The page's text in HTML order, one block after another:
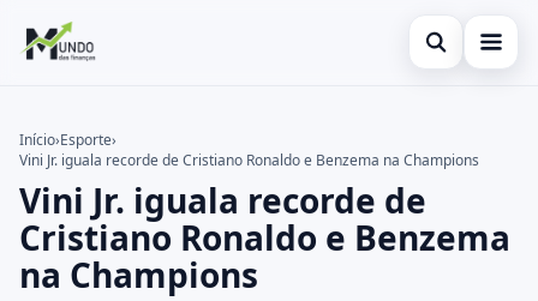
Abrir busca
Economia
Finanças
Buscar no site
Buscar por:
Pressione Enter para buscar ou ESC para fechar.
Início›Esporte›
Vini Jr. iguala recorde de Cristiano Ronaldo e Benzema na Champions
Vini Jr. iguala recorde de
Cristiano Ronaldo e Benzema
na Champions